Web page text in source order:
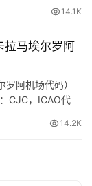
是预订机票网小
14.1K
拉马埃尔罗阿
阿机场代码）
CJC，ICAO代
接智利北部的重
14.2K